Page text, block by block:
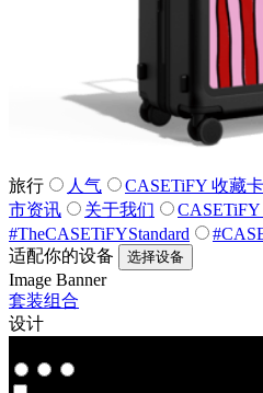
旅行 人气 CASETiFY 收藏卡
市资讯
关于我们
CASETiFY
#TheCASETiFYStandard
适配你的设备
选择设备
Image Banner
套装组合
设计